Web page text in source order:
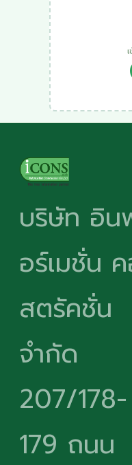
บริษัท อิน
อร์เมชั่น
สตรัคชั่น
จำกัด
207/178-
179 ถนน